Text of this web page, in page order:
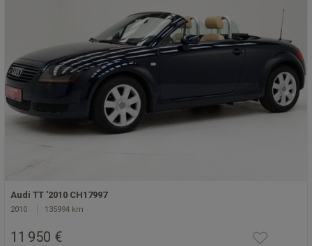
Audi TT '2010 CH17997
2010 135994 km
11 950 €